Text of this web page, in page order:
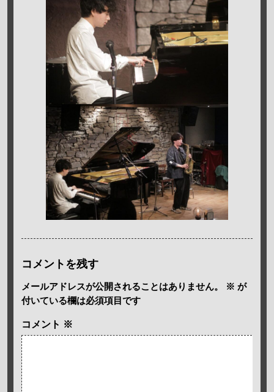
コメントを残す
メールアドレスが公開されることはありません。 ※ が
付いている欄は必須項目です
コメント ※